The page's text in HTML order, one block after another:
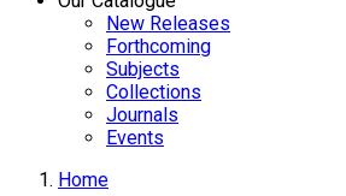
New Releases
Forthcoming
Subjects
Collections
Journals
Events
Home